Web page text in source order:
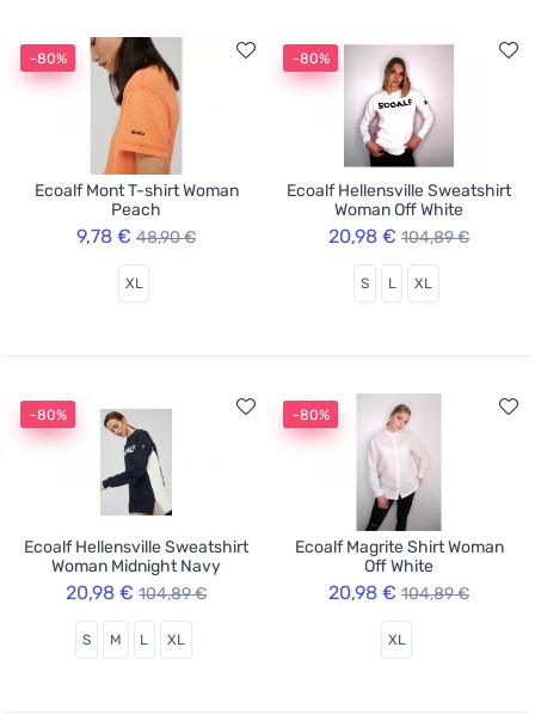
-80%
Ecoalf Mont T-shirt Woman
Peach
9,78 € 48,90 €
XL
-80%
Ecoalf Hellensville Sweatshirt
Woman Off White
20,98 € 104,89 €
S L XL
-80%
Ecoalf Hellensville Sweatshirt
Woman Midnight Navy
20,98 € 104,89 €
S M L XL
-80%
Ecoalf Magrite Shirt Woman
Off White
20,98 € 104,89 €
XL